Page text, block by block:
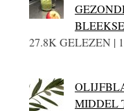
27.8K GELEZEN |
MIDDEL